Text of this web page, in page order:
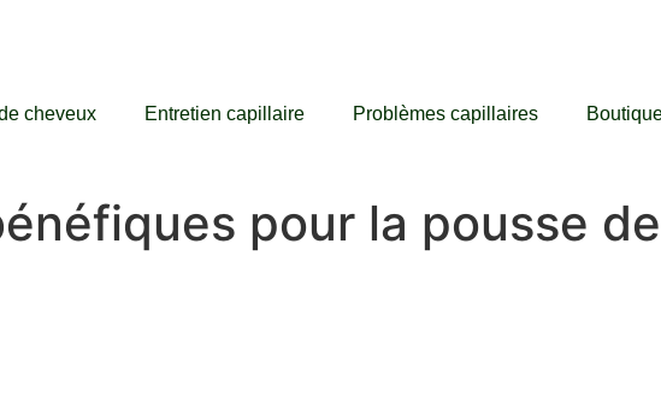
cheveux Entretien capillaire Problèmes capillaires
pour la pousse